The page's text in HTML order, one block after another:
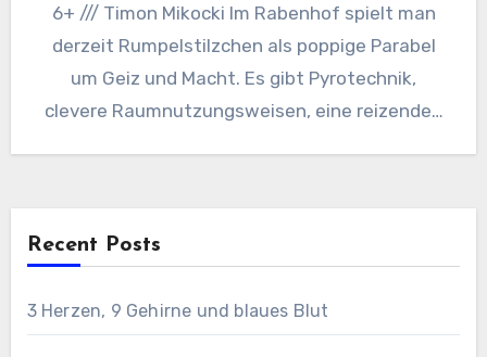
6+ /// Timon Mikocki Im Rabenhof spielt man
derzeit Rumpelstilzchen als poppige Parabel
um Geiz und Macht. Es gibt Pyrotechnik,
clevere Raumnutzungsweisen, eine reizende…
Recent Posts
3 Herzen, 9 Gehirne und blaues Blut